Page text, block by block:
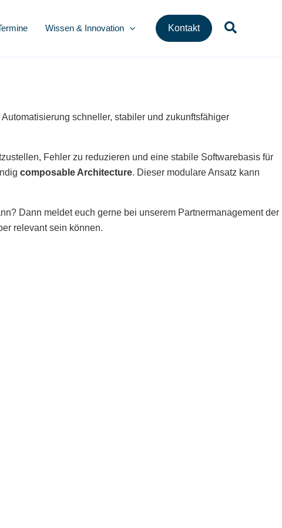
Wissen & Innovation Kontakt Suchen
schneller, stabiler und zukunftsfähiger
Fehler zu reduzieren und eine stabile Softwarebasis für
composable Architecture. Dieser modulare Ansatz kann
Dann meldet euch gerne bei unserem Partnermanagement der
relevant sein können.